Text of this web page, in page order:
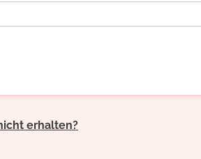
erhalten?